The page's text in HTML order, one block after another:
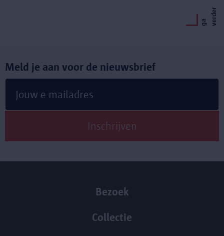
g
a
v
e
r
d
e r
Meld je aan voor de nieuwsbrief
Bezoek
Collectie